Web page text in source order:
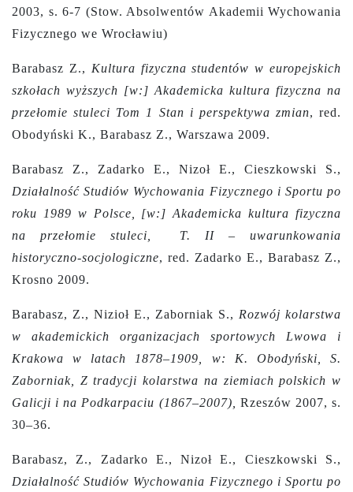
2003, s. 6-7 (Stow. Absolwentów Akademii Wychowania
Fizycznego we Wrocławiu)
Barabasz Z., Kultura fizyczna studentów w europejskich
szkołach wyższych [w:] Akademicka kultura fizyczna na
przełomie stuleci Tom 1 Stan i perspektywa zmian, red.
Obodyński K., Barabasz Z., Warszawa 2009.
Barabasz Z., Zadarko E., Nizoł E., Cieszkowski S.,
Działalność Studiów Wychowania Fizycznego i Sportu po
roku 1989 w Polsce, [w:] Akademicka kultura fizyczna
na przełomie stuleci, T. II – uwarunkowania
historyczno-socjologiczne, red. Zadarko E., Barabasz Z.,
Krosno 2009.
Barabasz, Z., Nizioł E., Zaborniak S., Rozwój kolarstwa
w akademickich organizacjach sportowych Lwowa i
Krakowa w latach 1878–1909, w: K. Obodyński, S.
Zaborniak, Z tradycji kolarstwa na ziemiach polskich w
Galicji i na Podkarpaciu (1867–2007),
Rzeszów 2007, s.
30–36.
Barabasz, Z., Zadarko E., Nizoł E., Cieszkowski S.,
Działalność Studiów Wychowania Fizycznego i Sportu po